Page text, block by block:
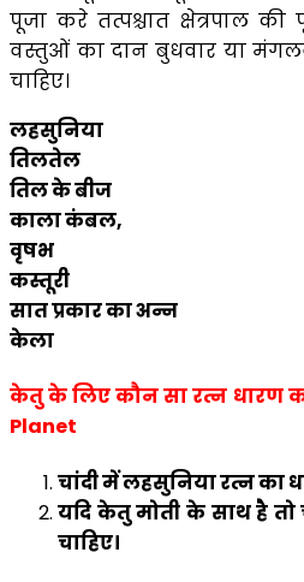
पूजा करे तत्पश्चात क्षेत्रपाल
वस्तुओं का दान बुधवार या
चाहिए।
लहसुनिया
तिलतेल
तिल के बीज
काला कंबल,
वृषभ
कस्तूरी
सात प्रकार का अन्न
केला
केतु के लिए कौन सा रत्न धारण
Planet
चांदी में लहसुनिया रत्न का
यदि केतु मोती के साथ है तो
चाहिए।